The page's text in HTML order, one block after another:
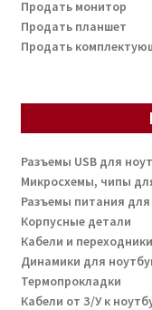
Продать монитор
Продать планшет
Продать
Разъемы USB для
Микросхемы, чипы
Разъемы питания для
Корпусные детали
Кабели и
Динамики для
Термопрокладки
Кабели от З/У к